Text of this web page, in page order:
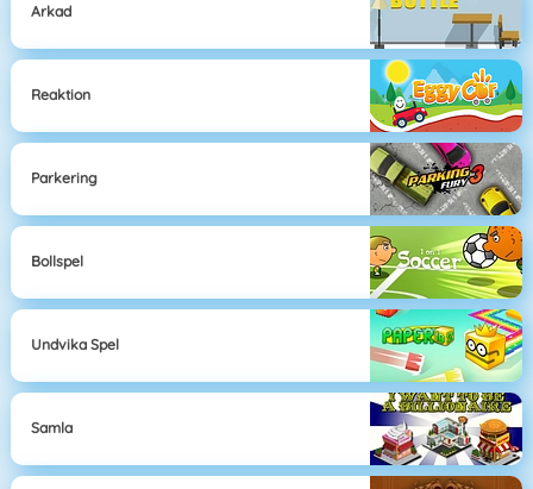
Arkad
Reaktion
Parkering
Bollspel
Undvika Spel
Samla